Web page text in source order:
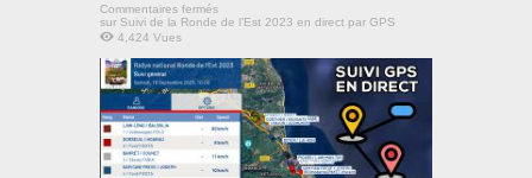
Commentaires fermés
sur Suivi de la Ronde de l’Est 2023 en direct par GPS
4,424 Vues